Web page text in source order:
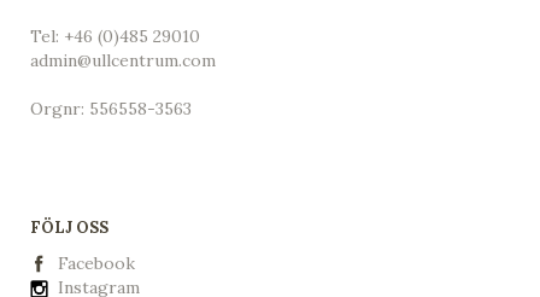
Tel: +46 (0)485 29010
admin@ullcentrum.com
Orgnr: 556558-3563
FÖLJ OSS
Facebook
Instagram